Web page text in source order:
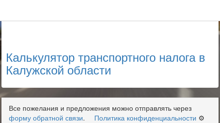
Калькулятор транспортного налога в
Калужской области
Все пожелания и предложения можно отправлять через
форму обратной связи. Политика конфиденциальности ⚙️